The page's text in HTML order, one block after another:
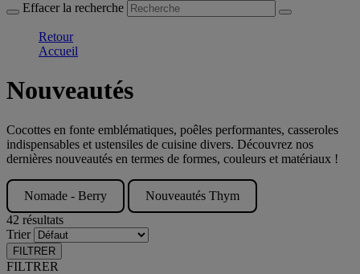
Effacer la recherche
Retour
Accueil
Nouveautés
Cocottes en fonte emblématiques, poêles performantes, casseroles
indispensables et ustensiles de cuisine divers. Découvrez nos
dernières nouveautés en termes de formes, couleurs et matériaux !
Nomade - Berry
Nouveautés Thym
42 résultats
Trier
FILTRER
FILTRER